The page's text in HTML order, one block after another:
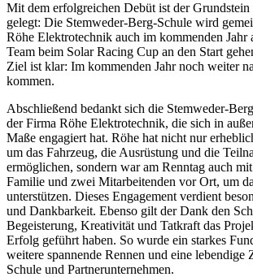
Mit dem erfolgreichen Debüt ist der
gelegt: Die Stemweder-Berg-Schule wird
Röhe Elektrotechnik auch im kommenden Jahr
Team beim Solar Racing Cup an den Start
Ziel ist klar: Im kommenden Jahr noch weiter
kommen.
Abschließend bedankt sich die Stemweder-
der Firma Röhe Elektrotechnik, die sich in
Maße engagiert hat. Röhe hat nicht nur
um das Fahrzeug, die Ausrüstung und die
ermöglichen, sondern war am Renntag auch
Familie und zwei Mitarbeitenden vor Ort, um
unterstützen. Dieses Engagement verdient
und Dankbarkeit. Ebenso gilt der Dank den
Begeisterung, Kreativität und Tatkraft das
Erfolg geführt haben. So wurde ein starkes
weitere spannende Rennen und eine lebendige
Schule und Partnerunternehmen.